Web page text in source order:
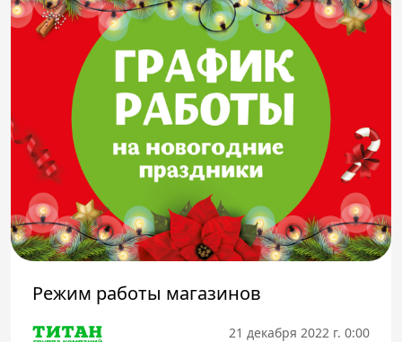
Режим работы магазинов
21 декабря 2022 г. 0:00